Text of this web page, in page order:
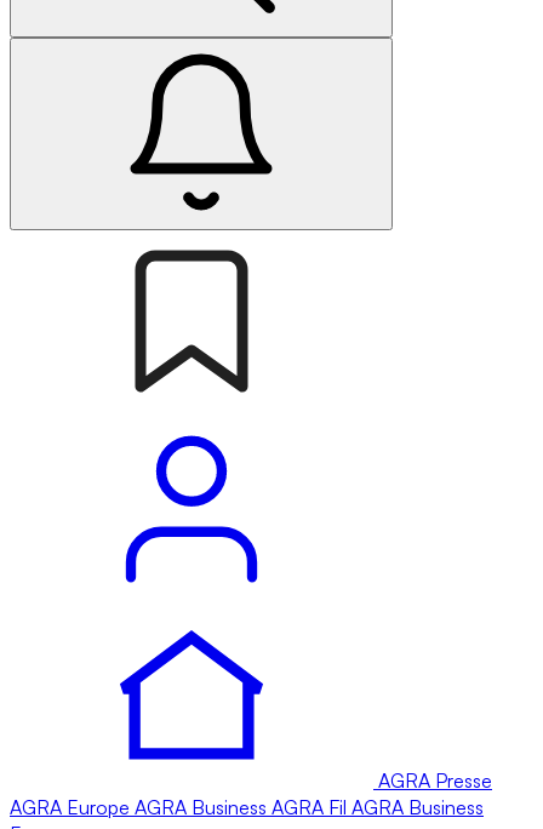
AGRA Presse
AGRA Europe AGRA Business AGRA Fil AGRA Business